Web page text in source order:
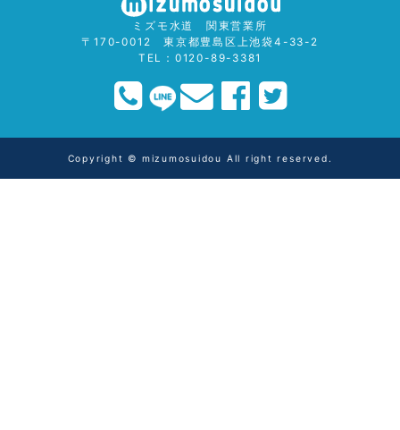
ミズモ水道 関東営業所
〒170-0012 東京都豊島区上池袋4-33-2
TEL：0120-89-3381
Copyright © mizumosuidou All right reserved.